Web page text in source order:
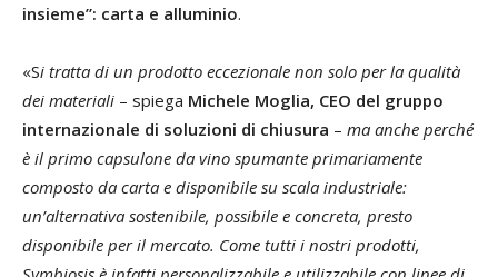
insieme”: carta e alluminio.
«Si tratta di un prodotto eccezionale non solo per la qualità
dei materiali – spiega Michele Moglia, CEO del gruppo
internazionale di soluzioni di chiusura – ma anche perché
è il primo capsulone da vino spumante primariamente
composto da carta e disponibile su scala industriale:
un’alternativa sostenibile, possibile e concreta, presto
disponibile per il mercato. Come tutti i nostri prodotti,